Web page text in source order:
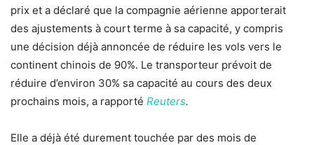
prix et a déclaré que la compagnie aérienne apporterait
des ajustements à court terme à sa capacité, y compris
une décision déjà annoncée de réduire les vols vers le
continent chinois de 90%. Le transporteur prévoit de
réduire d’environ 30% sa capacité au cours des deux
prochains mois, a rapporté Reuters.
Elle a déjà été durement touchée par des mois de